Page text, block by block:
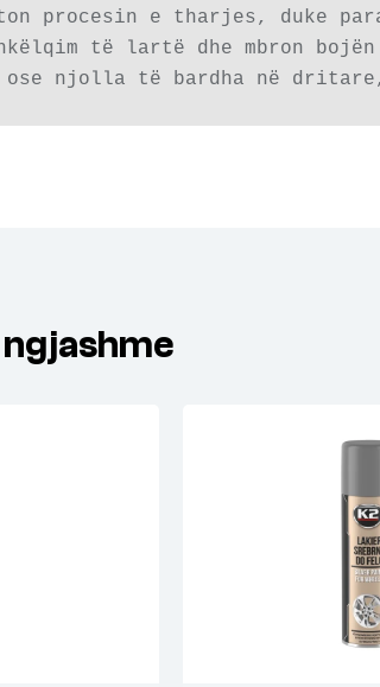
procesin e tharjes, duke
të lartë dhe mbron bojën
njolla të bardha në dritare,